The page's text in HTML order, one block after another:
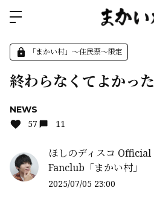
「まかい村」〜住民票〜限定
終わらなくてよかった
NEWS
57 11
ほしのディスコ Official
Fanclub「まかい村」
2025/07/05 23:00